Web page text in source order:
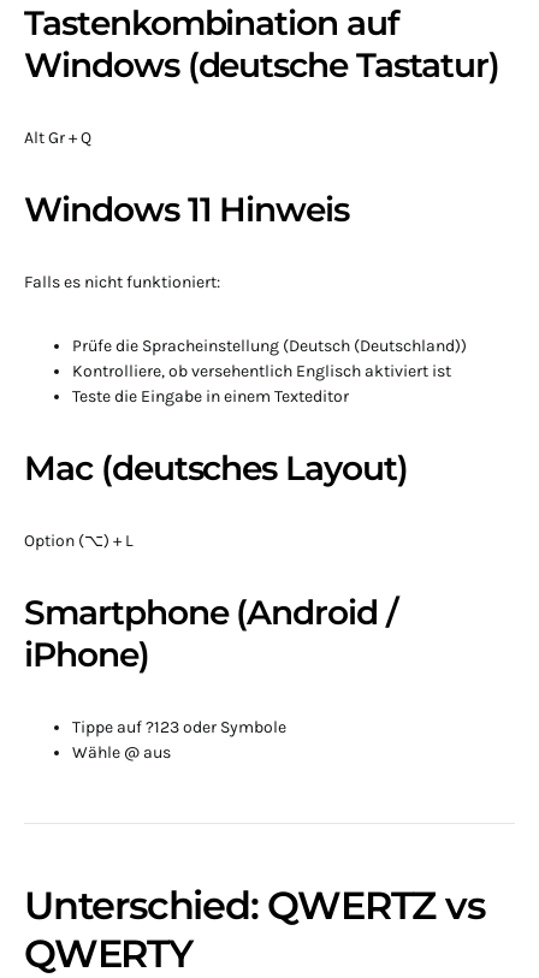
Tastenkombination auf
Windows (deutsche Tastatur)
Alt Gr + Q
Windows 11 Hinweis
Falls es nicht funktioniert:
Prüfe die Spracheinstellung (Deutsch (Deutschland))
Kontrolliere, ob versehentlich Englisch aktiviert ist
Teste die Eingabe in einem Texteditor
Mac (deutsches Layout)
Option (⌥) + L
Smartphone (Android /
iPhone)
Tippe auf ?123 oder Symbole
Wähle @ aus
Unterschied: QWERTZ vs
QWERTY